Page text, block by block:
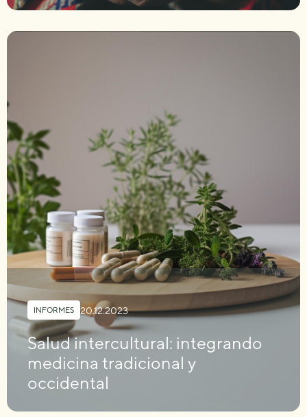
INFORMES 20.12.2023
Salud intercultural: integrando
medicina tradicional y
occidental